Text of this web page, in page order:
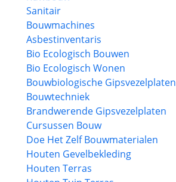
Sanitair
Bouwmachines
Asbestinventaris
Bio Ecologisch Bouwen
Bio Ecologisch Wonen
Bouwbiologische Gipsvezelplaten
Bouwtechniek
Brandwerende Gipsvezelplaten
Cursussen Bouw
Doe Het Zelf Bouwmaterialen
Houten Gevelbekleding
Houten Terras